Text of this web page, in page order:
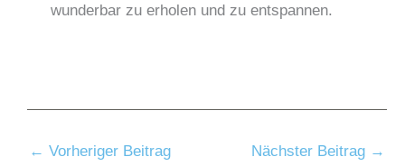
wunderbar zu erholen und zu entspannen.
← Vorheriger Beitrag Nächster Beitrag →